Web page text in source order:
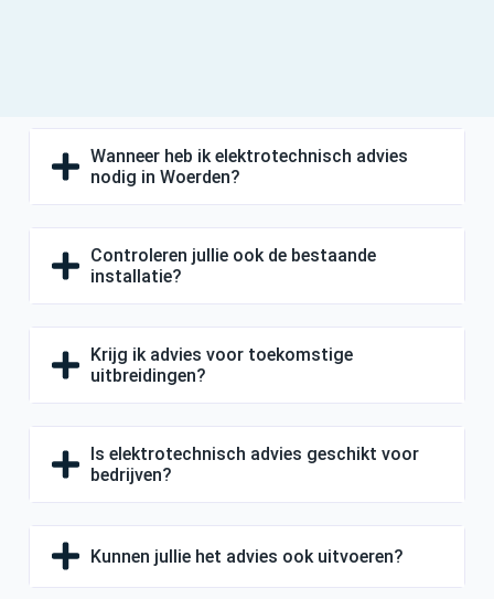
Wanneer heb ik elektrotechnisch advies
nodig in Woerden?
Controleren jullie ook de bestaande
installatie?
Krijg ik advies voor toekomstige
uitbreidingen?
Is elektrotechnisch advies geschikt voor
bedrijven?
Kunnen jullie het advies ook uitvoeren?